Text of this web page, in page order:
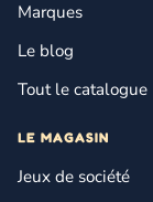
Marques
Le blog
Tout le catalogue
LE MAGASIN
Jeux de société